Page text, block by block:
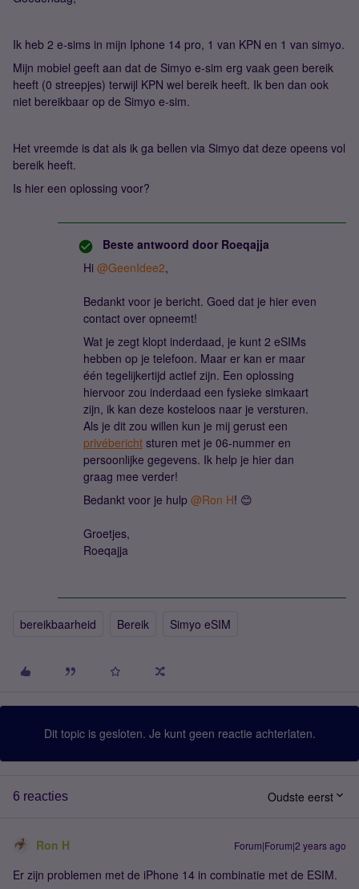
Ik heb 2 e-sims in mijn Iphone 14 pro, 1 van KPN en 1 van simyo.
Mijn mobiel geeft aan dat de Simyo e-sim erg vaak geen bereik
heeft (0 streepjes) terwijl KPN wel bereik heeft. Ik ben dan ook
niet bereikbaar op de Simyo e-sim.
Het vreemde is dat als ik ga bellen via Simyo dat deze opeens vol
bereik heeft.
Is hier een oplossing voor?
Beste antwoord door Roeqajja
Hi @GeenIdee2,
Bedankt voor je bericht. Goed dat je hier even
contact over opneemt!
Wat je zegt klopt inderdaad, je kunt 2 eSIMs
hebben op je telefoon. Maar er kan er maar
één tegelijkertijd actief zijn. Een oplossing
hiervoor zou inderdaad een fysieke simkaart
zijn, ik kan deze kosteloos naar je versturen.
Als je dit zou willen kun je mij gerust een
privébericht sturen met je 06-nummer en
persoonlijke gegevens. Ik help je hier dan
graag mee verder!
Bedankt voor je hulp @Ron H! 😊
Groetjes,
Roeqajja
bereikbaarheid Bereik Simyo eSIM
Dit topic is gesloten. Je kunt geen reactie achterlaten.
6 reacties Oudste eerst
Ron H Forum|Forum|2 years ago
Er zijn problemen met de iPhone 14 in combinatie met de ESIM.